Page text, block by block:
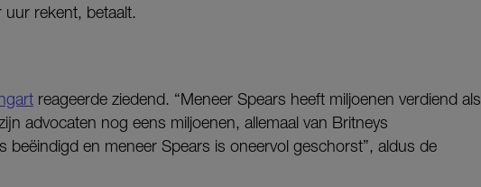
uur rekent, betaalt.
reageerde ziedend. “Meneer Spears heeft miljoenen verdiend als
advocaten nog eens miljoenen, allemaal van Britneys
beëindigd en meneer Spears is oneervol geschorst”, aldus de